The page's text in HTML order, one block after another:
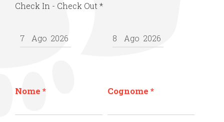
Check In - Check Out*
Nome * Cognome *